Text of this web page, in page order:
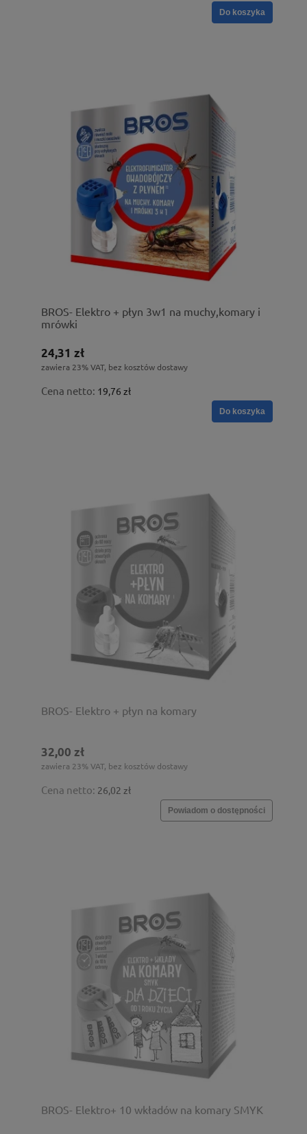
Do koszyka
BROS- Elektro + płyn 3w1 na muchy,komary i
mrówki
24,31 zł
zawiera 23% VAT, bez kosztów dostawy
Cena netto: 19,76 zł
Do koszyka
BROS- Elektro + płyn na komary
32,00 zł
zawiera 23% VAT, bez kosztów dostawy
Cena netto: 26,02 zł
Powiadom o dostępności
BROS- Elektro+ 10 wkładów na komary SMYK